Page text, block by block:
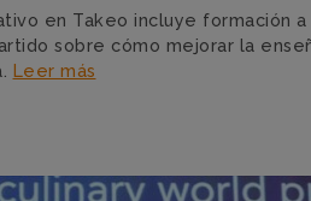
en Takeo incluye formación
sobre cómo mejorar la
Leer más